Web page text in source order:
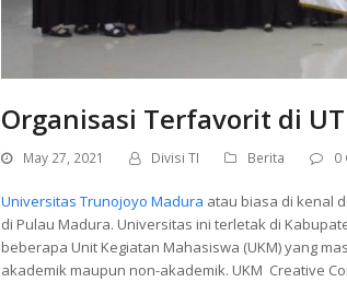
Organisasi Terfavorit di
May 27, 2021 Divisi TI Berita 0
Universitas Trunojoyo Madura atau biasa di kenal
di Pulau Madura. Universitas ini terletak di
beberapa Unit Kegiatan Mahasiswa (UKM) yang
akademik maupun non-akademik. UKM Creative